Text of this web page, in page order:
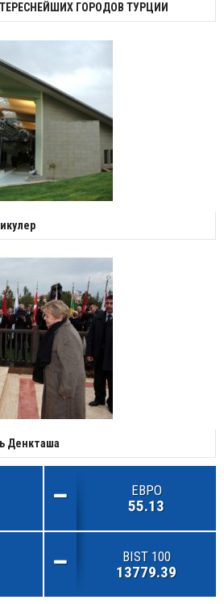
ГОРОДОВ ТУРЦИИ
Денкташа
ЕВРО
55.13
BIST 100
13779.39